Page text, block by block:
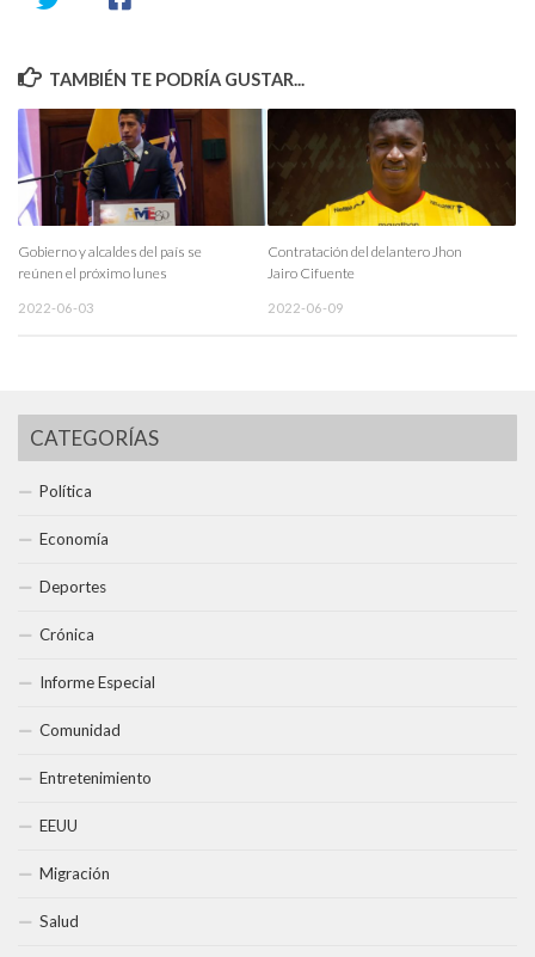
TAMBIÉN TE PODRÍA GUSTAR...
Gobierno y alcaldes del país se
reúnen el próximo lunes
2022-06-03
Contratación del delantero Jhon
Jairo Cifuente
2022-06-09
CATEGORÍAS
Política
Economía
Deportes
Crónica
Informe Especial
Comunidad
Entretenimiento
EEUU
Migración
Salud